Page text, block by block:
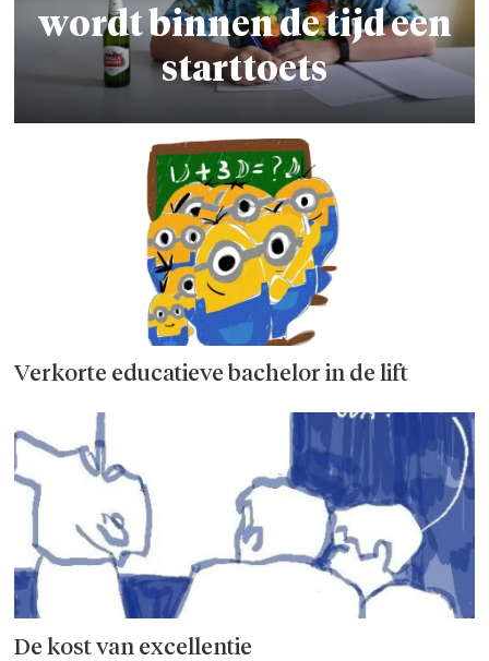
wordt binnen de tijd een
starttoets
Verkorte educatieve bachelor in de lift
De kost van excellentie